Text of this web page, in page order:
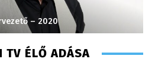
– 2020
TV ÉLŐ ADÁSA